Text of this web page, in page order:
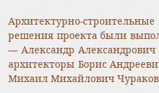
Архитектурно-
решения проекта были
— Александр Александрович
архитекторы Борис
Михаил Михайлович Чураков